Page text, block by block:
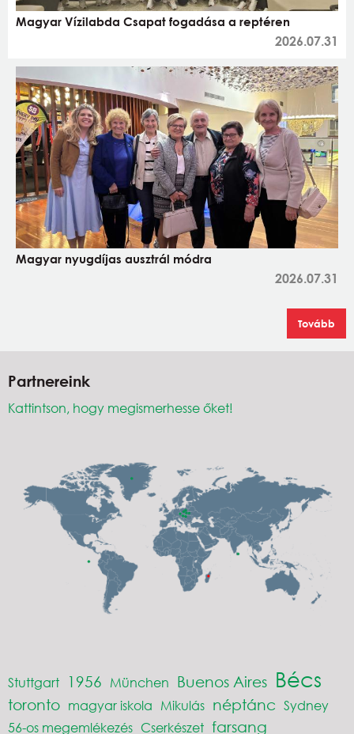
Magyar Vízilabda Csapat fogadása a reptéren
2026.07.31
Magyar nyugdíjas ausztrál módra
2026.07.31
Tovább
Partnereink
Kattintson, hogy megismerhesse őket!
Stuttgart 1956 München Buenos Aires Bécs
toronto magyar iskola Mikulás néptánc Sydney
56-os megemlékezés Cserkészet farsang